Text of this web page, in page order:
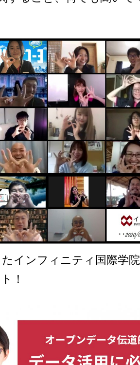
インフィニティ国際学
！